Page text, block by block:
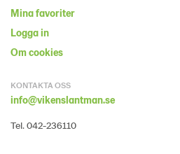
Mina favoriter
Logga in
Om cookies
KONTAKTA OSS
info@vikenslantman.se
Tel. 042-236110